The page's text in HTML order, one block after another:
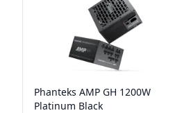
Phanteks AMP GH 1200W
Platinum Black